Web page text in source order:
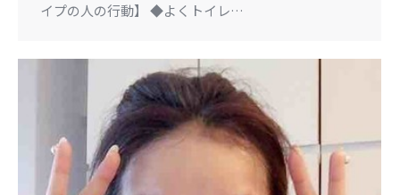
イプの人の行動】 ◆よくトイレ…